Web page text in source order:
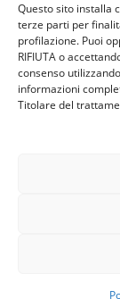
Questo sito installa
terze parti per
profilazione. Puoi
RIFIUTA o
consenso
informazioni
Titolare del
Area